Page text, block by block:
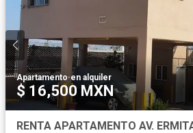
Apartamento·en alquiler
$ 16,500 MXN